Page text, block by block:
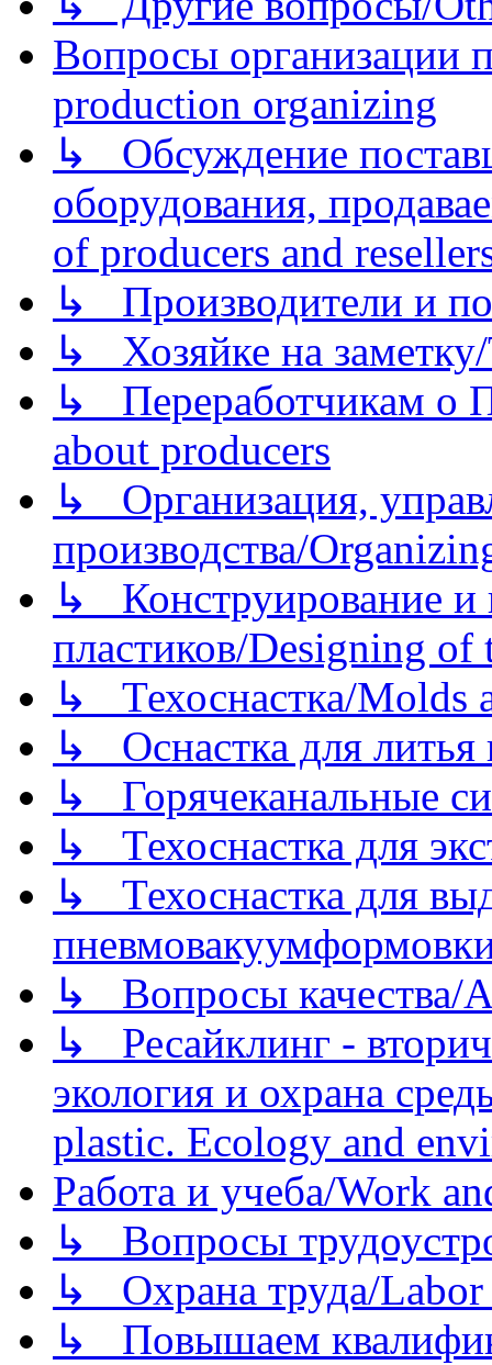
Вопросы организации
production organizing
↳ Обсуждение
оборудования,
of producers and
↳ Производители и
↳ Хозяйке на
↳ Переработчикам о
about producers
↳ Организация,
производства/
↳ Конструирование и
пластиков/Designing of
↳ Техоснастка/Molds
↳ Оснастка для литья
↳ Горячеканальные
↳ Техоснастка для
↳ Техоснастка для
↳ Вопросы качества/
↳ Ресайклинг -
экология и охрана
plastic. Ecology and
Работа и учеба/Work
↳ Вопросы
↳ Охрана труда/Labor
↳ Повышаем